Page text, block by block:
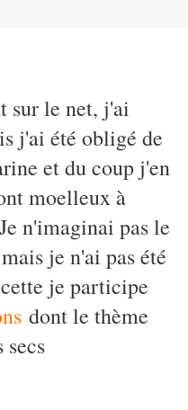
sur le net, j'ai
j'ai été obligé de
et du coup j'en
moelleux à
n'imaginai pas le
je n'ai pas été
je participe
dont le thème